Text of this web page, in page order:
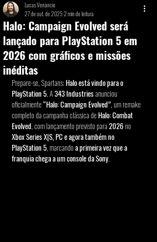
Halo: Campaign Evolved será
lançado para PlayStation 5 em
2026 com gráficos e missões
inéditas
Lucas Venancio
27 de out. de 20252 min de leitura
Prepare-se, Spartans: Halo está vindo para o
PlayStation 5. A 343 Industries anunciou
oficialmente “Halo: Campaign Evolved”, um remake
completo da campanha clássica de Halo: Combat
Evolved, com lançamento previsto para 2026 no
Xbox Series X|S, PC e agora também no
PlayStation 5, marcando a primeira vez que a
franquia chega a um console da Sony.